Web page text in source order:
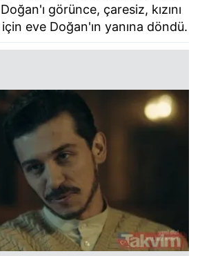
aşağıda yer alan panel
Çerezlere ilişkin detaylı bilgi
tıklayabilir,Çerez Bilgilendirme
Korunması Kanunu uyarınca
Metnimizi okumak ve sitemizde
olarak kullanılan çerezlerle ilgili bilgi
görünce, çaresiz, kızını
eve Doğan'ın yanına döndü.